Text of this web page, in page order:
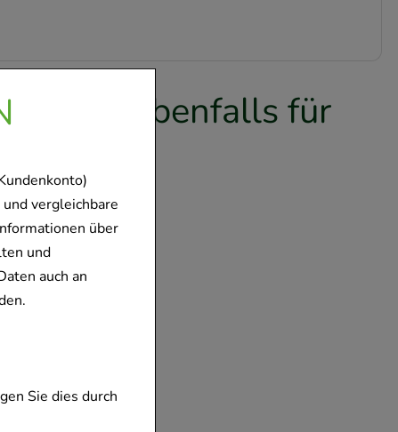
vergleichbare
über
und
auch an
Sie dies durch
sich ebenfalls für